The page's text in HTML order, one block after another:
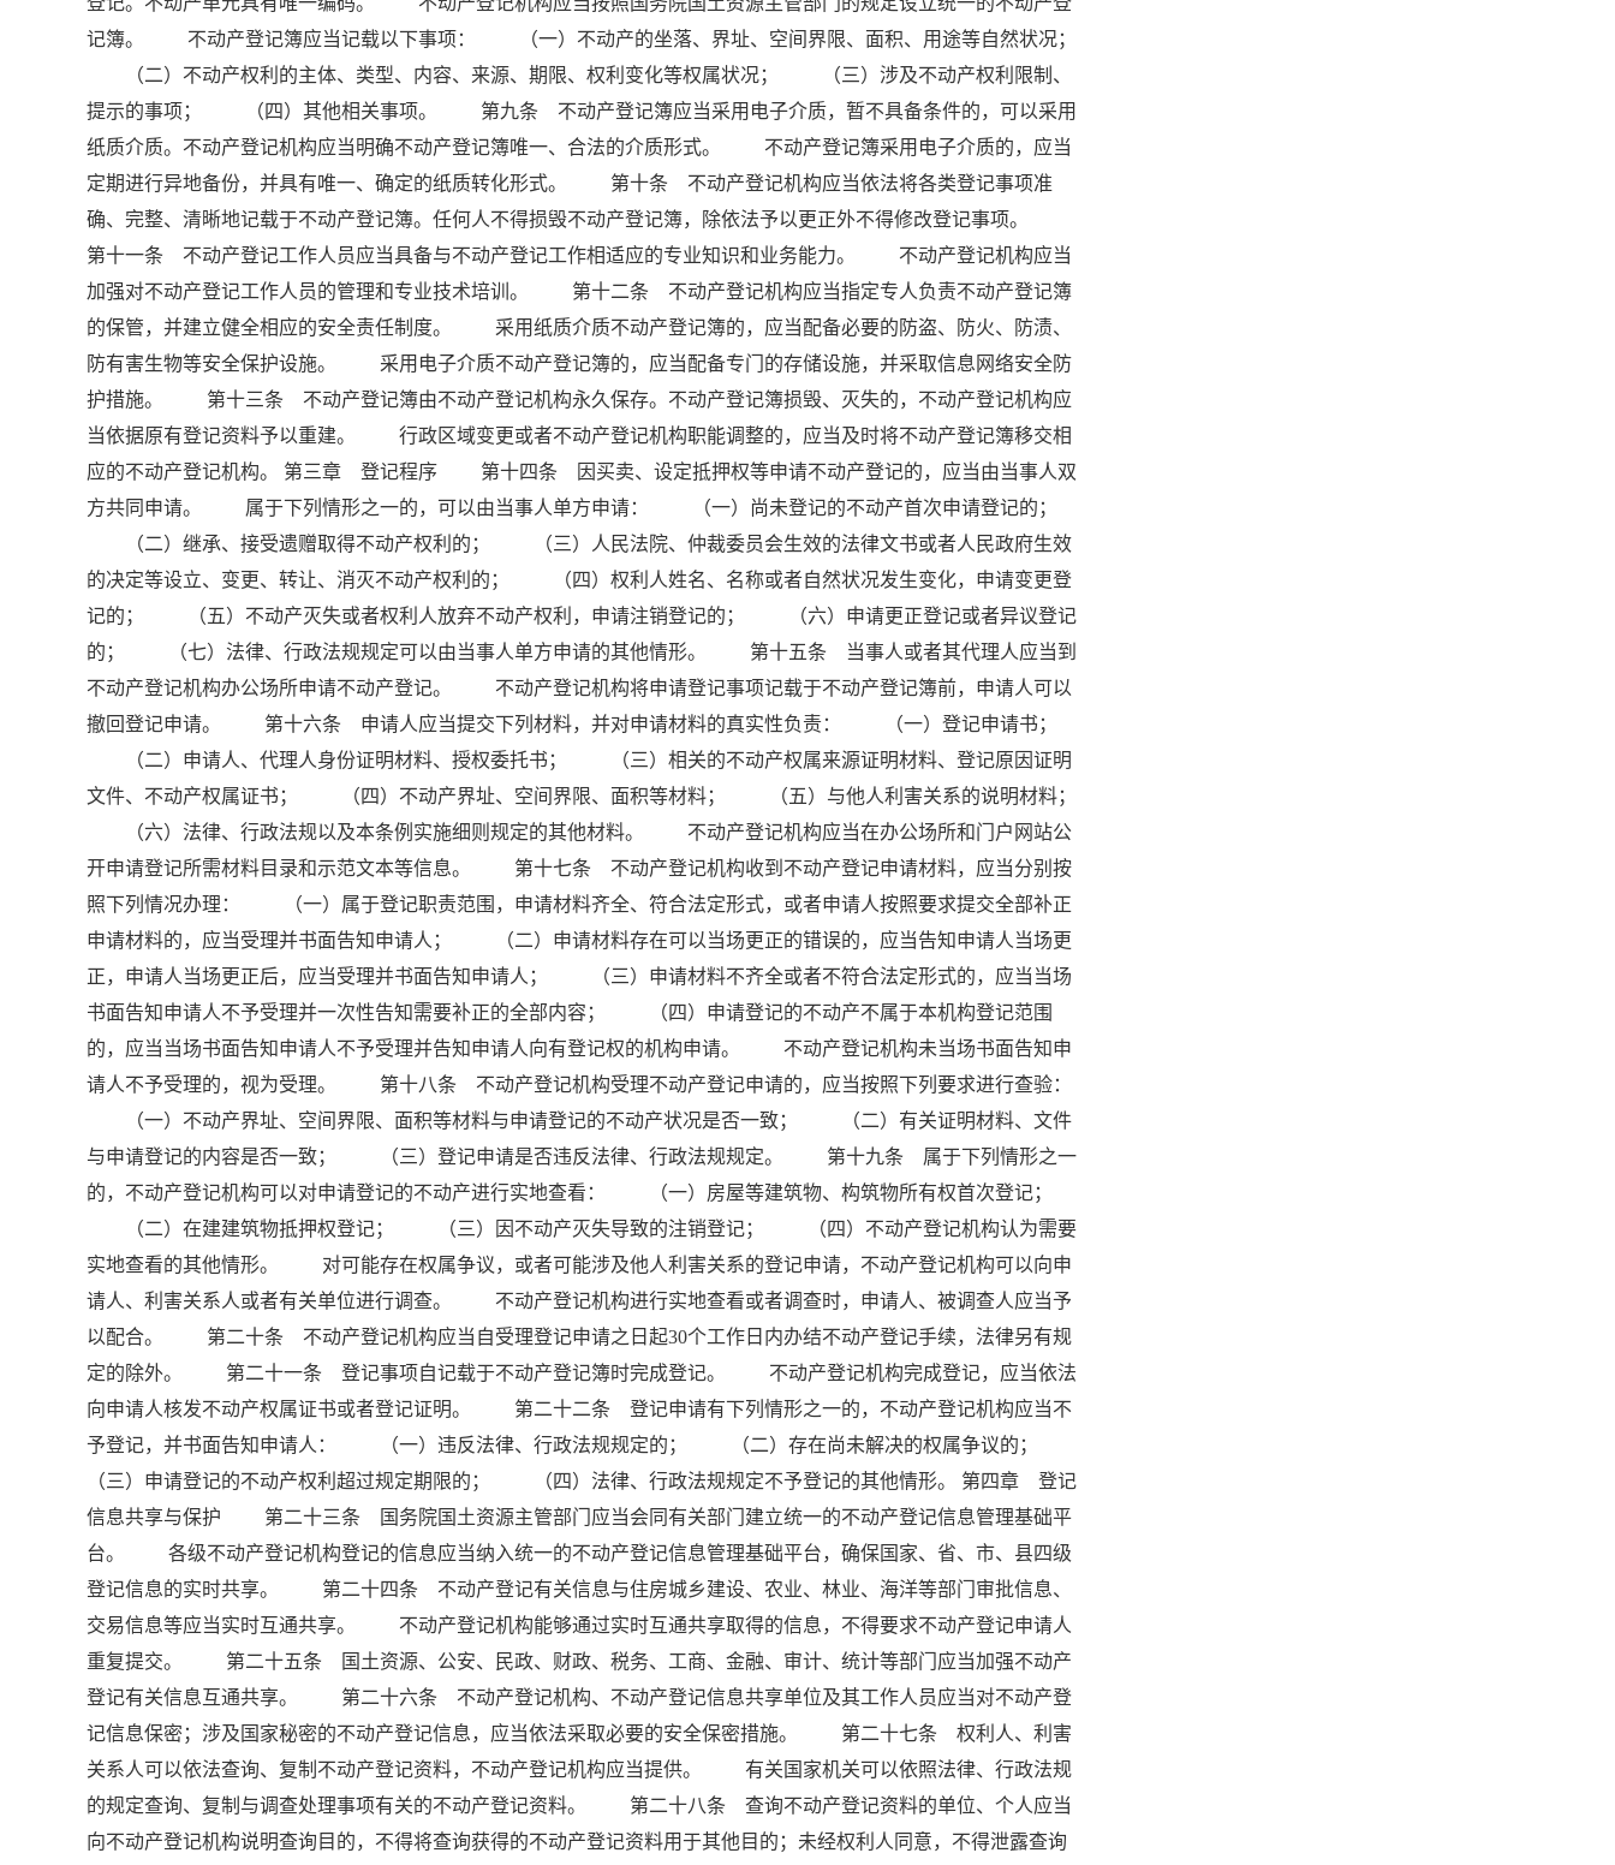
记簿。 不动产登记簿应当记载以下事项： （一）不动产的坐落、界址、空间界限、面积、用途等自然状况；
（二）不动产权利的主体、类型、内容、来源、期限、权利变化等权属状况； （三）涉及不动产权利限制、
提示的事项； （四）其他相关事项。 第九条 不动产登记簿应当采用电子介质，暂不具备条件的，可以采用
纸质介质。不动产登记机构应当明确不动产登记簿唯一、合法的介质形式。 不动产登记簿采用电子介质的，应当
定期进行异地备份，并具有唯一、确定的纸质转化形式。 第十条 不动产登记机构应当依法将各类登记事项准
确、完整、清晰地记载于不动产登记簿。任何人不得损毁不动产登记簿，除依法予以更正外不得修改登记事项。
第十一条 不动产登记工作人员应当具备与不动产登记工作相适应的专业知识和业务能力。 不动产登记机构应当
加强对不动产登记工作人员的管理和专业技术培训。 第十二条 不动产登记机构应当指定专人负责不动产登记簿
的保管，并建立健全相应的安全责任制度。 采用纸质介质不动产登记簿的，应当配备必要的防盗、防火、防渍、
防有害生物等安全保护设施。 采用电子介质不动产登记簿的，应当配备专门的存储设施，并采取信息网络安全防
护措施。 第十三条 不动产登记簿由不动产登记机构永久保存。不动产登记簿损毁、灭失的，不动产登记机构应
当依据原有登记资料予以重建。 行政区域变更或者不动产登记机构职能调整的，应当及时将不动产登记簿移交相
应的不动产登记机构。 第三章 登记程序 第十四条 因买卖、设定抵押权等申请不动产登记的，应当由当事人双
方共同申请。 属于下列情形之一的，可以由当事人单方申请： （一）尚未登记的不动产首次申请登记的；
（二）继承、接受遗赠取得不动产权利的； （三）人民法院、仲裁委员会生效的法律文书或者人民政府生效
的决定等设立、变更、转让、消灭不动产权利的； （四）权利人姓名、名称或者自然状况发生变化，申请变更登
记的； （五）不动产灭失或者权利人放弃不动产权利，申请注销登记的； （六）申请更正登记或者异议登记
的； （七）法律、行政法规规定可以由当事人单方申请的其他情形。 第十五条 当事人或者其代理人应当到
不动产登记机构办公场所申请不动产登记。 不动产登记机构将申请登记事项记载于不动产登记簿前，申请人可以
撤回登记申请。 第十六条 申请人应当提交下列材料，并对申请材料的真实性负责： （一）登记申请书；
（二）申请人、代理人身份证明材料、授权委托书； （三）相关的不动产权属来源证明材料、登记原因证明
文件、不动产权属证书； （四）不动产界址、空间界限、面积等材料； （五）与他人利害关系的说明材料；
（六）法律、行政法规以及本条例实施细则规定的其他材料。 不动产登记机构应当在办公场所和门户网站公
开申请登记所需材料目录和示范文本等信息。 第十七条 不动产登记机构收到不动产登记申请材料，应当分别按
照下列情况办理： （一）属于登记职责范围，申请材料齐全、符合法定形式，或者申请人按照要求提交全部补正
申请材料的，应当受理并书面告知申请人； （二）申请材料存在可以当场更正的错误的，应当告知申请人当场更
正，申请人当场更正后，应当受理并书面告知申请人； （三）申请材料不齐全或者不符合法定形式的，应当当场
书面告知申请人不予受理并一次性告知需要补正的全部内容； （四）申请登记的不动产不属于本机构登记范围
的，应当当场书面告知申请人不予受理并告知申请人向有登记权的机构申请。 不动产登记机构未当场书面告知申
请人不予受理的，视为受理。 第十八条 不动产登记机构受理不动产登记申请的，应当按照下列要求进行查验：
（一）不动产界址、空间界限、面积等材料与申请登记的不动产状况是否一致； （二）有关证明材料、文件
与申请登记的内容是否一致； （三）登记申请是否违反法律、行政法规规定。 第十九条 属于下列情形之一
的，不动产登记机构可以对申请登记的不动产进行实地查看： （一）房屋等建筑物、构筑物所有权首次登记；
（二）在建建筑物抵押权登记； （三）因不动产灭失导致的注销登记； （四）不动产登记机构认为需要
实地查看的其他情形。 对可能存在权属争议，或者可能涉及他人利害关系的登记申请，不动产登记机构可以向申
请人、利害关系人或者有关单位进行调查。 不动产登记机构进行实地查看或者调查时，申请人、被调查人应当予
以配合。 第二十条 不动产登记机构应当自受理登记申请之日起30个工作日内办结不动产登记手续，法律另有规
定的除外。 第二十一条 登记事项自记载于不动产登记簿时完成登记。 不动产登记机构完成登记，应当依法
向申请人核发不动产权属证书或者登记证明。 第二十二条 登记申请有下列情形之一的，不动产登记机构应当不
予登记，并书面告知申请人： （一）违反法律、行政法规规定的； （二）存在尚未解决的权属争议的；
（三）申请登记的不动产权利超过规定期限的； （四）法律、行政法规规定不予登记的其他情形。 第四章 登记
信息共享与保护 第二十三条 国务院国土资源主管部门应当会同有关部门建立统一的不动产登记信息管理基础平
台。 各级不动产登记机构登记的信息应当纳入统一的不动产登记信息管理基础平台，确保国家、省、市、县四级
登记信息的实时共享。 第二十四条 不动产登记有关信息与住房城乡建设、农业、林业、海洋等部门审批信息、
交易信息等应当实时互通共享。 不动产登记机构能够通过实时互通共享取得的信息，不得要求不动产登记申请人
重复提交。 第二十五条 国土资源、公安、民政、财政、税务、工商、金融、审计、统计等部门应当加强不动产
登记有关信息互通共享。 第二十六条 不动产登记机构、不动产登记信息共享单位及其工作人员应当对不动产登
记信息保密；涉及国家秘密的不动产登记信息，应当依法采取必要的安全保密措施。 第二十七条 权利人、利害
关系人可以依法查询、复制不动产登记资料，不动产登记机构应当提供。 有关国家机关可以依照法律、行政法规
的规定查询、复制与调查处理事项有关的不动产登记资料。 第二十八条 查询不动产登记资料的单位、个人应当
向不动产登记机构说明查询目的，不得将查询获得的不动产登记资料用于其他目的；未经权利人同意，不得泄露查询